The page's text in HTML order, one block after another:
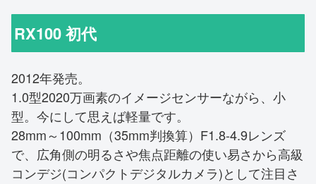
RX100 初代
2012年発売。
1.0型2020万画素のイメージセンサーながら、小
型。今にして思えば軽量です。
28mm～100mm（35mm判換算）F1.8-4.9レンズ
で、広角側の明るさや焦点距離の使い易さから高級
コンデジ(コンパクトデジタルカメラ)として注目さ